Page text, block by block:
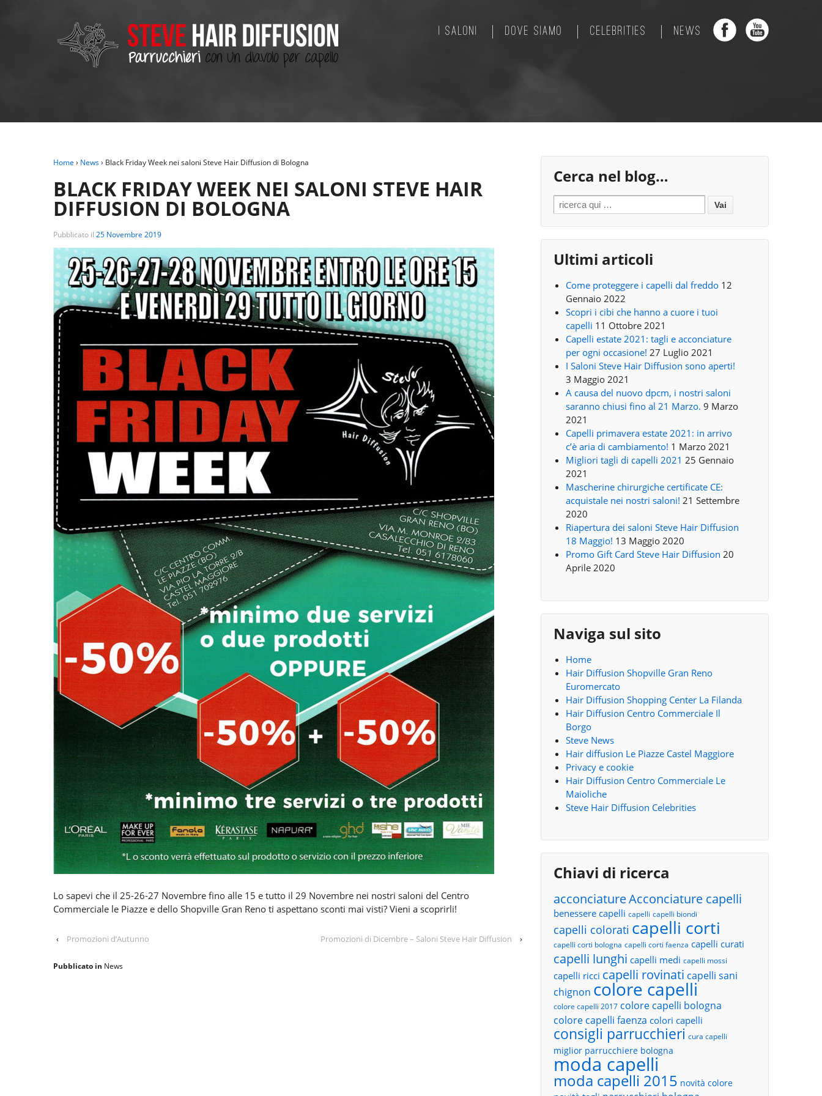
I SALONI DOVE SIAMO CELEBRITIES NEWS
Home › News› Black Friday Week nei saloni Steve Hair Diffusion di Bologna
BLACK FRIDAY WEEK NEI SALONI STEVE HAIR
DIFFUSION DI BOLOGNA
Pubblicato il 25 Novembre 2019
Lo sapevi che il 25-26-27 Novembre fino alle 15 e tutto il 29 Novembre nei nostri saloni del Centro
Commerciale le Piazze e dello Shopville Gran Reno ti aspettano sconti mai visti? Vieni a scoprirli!
‹ Promozioni d’Autunno Promozioni di Dicembre – Saloni Steve Hair Diffusion ›
Pubblicato in News
Cerca nel blog…
Search for:
Ultimi articoli
Come proteggere i capelli dal freddo 12
Gennaio 2022
Scopri i cibi che hanno a cuore i tuoi
capelli 11 Ottobre 2021
Capelli estate 2021: tagli e acconciature
per ogni occasione! 27 Luglio 2021
I Saloni Steve Hair Diffusion sono aperti!
3 Maggio 2021
A causa del nuovo dpcm, i nostri saloni
saranno chiusi fino al 21 Marzo. 9 Marzo
2021
Capelli primavera estate 2021: in arrivo
c’è aria di cambiamento! 1 Marzo 2021
Migliori tagli di capelli 2021 25 Gennaio
2021
Mascherine chirurgiche certificate CE:
acquistale nei nostri saloni! 21 Settembre
2020
Riapertura dei saloni Steve Hair Diffusion
18 Maggio! 13 Maggio 2020
Promo Gift Card Steve Hair Diffusion 20
Aprile 2020
Naviga sul sito
Home
Hair Diffusion Shopville Gran Reno
Euromercato
Hair Diffusion Shopping Center La Filanda
Hair Diffusion Centro Commerciale Il
Borgo
Steve News
Hair diffusion Le Piazze Castel Maggiore
Privacy e cookie
Hair Diffusion Centro Commerciale Le
Maioliche
Steve Hair Diffusion Celebrities
Chiavi di ricerca
acconciatureAcconciature capelli
benessere capelli capelli capelli biondi
capelli colorati capelli corti
capelli corti bologna capelli corti faenza capelli curati
capelli lunghi capelli medi capelli mossi
capelli ricci capelli rovinati capelli sani
chignon colore capelli
colore capelli 2017 colore capelli bologna
colore capelli faenza colori capelli
consigli parrucchieri cura capelli
miglior parrucchiere bologna
moda capelli
moda capelli 2015 novità colore